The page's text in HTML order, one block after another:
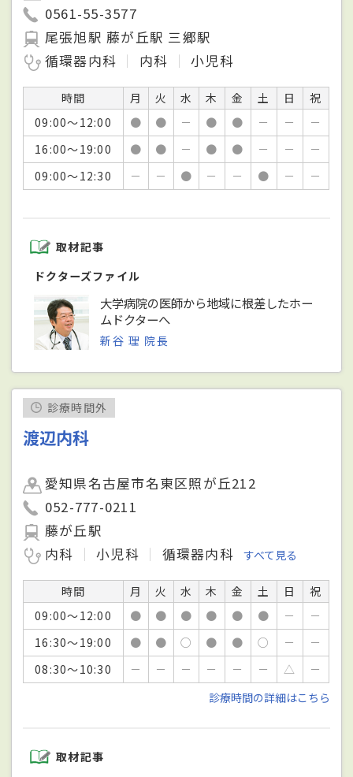
0561-55-3577
尾張旭駅 藤が丘駅 三郷駅
循環器内科
内科 小児科
時間 月 火 水 木 金 土 日
祝
09:00～12:00
● ● － ● ● － －
－
16:00～19:00
● ● － ● ● － －
－
09:00～12:30
－ － ● － － ● － －
取材記事
ドクターズファイル
大学病院の医師から地域に根差したホー
ムドクターへ
新谷 理 院長
診療時間外
渡辺内科
愛知県名古屋市名東区照が丘212
052-777-0211
藤が丘駅
内科
小児科 循環器内科 すべて見る
時間 月 火 水 木 金 土 日
祝
09:00～12:00
● ● ● ● ● ● －
－
16:30～19:00
● ● ○ ● ● ○ －
－
08:30～10:30
－ － － － － － △
－
診療時間の詳細はこちら
取材記事